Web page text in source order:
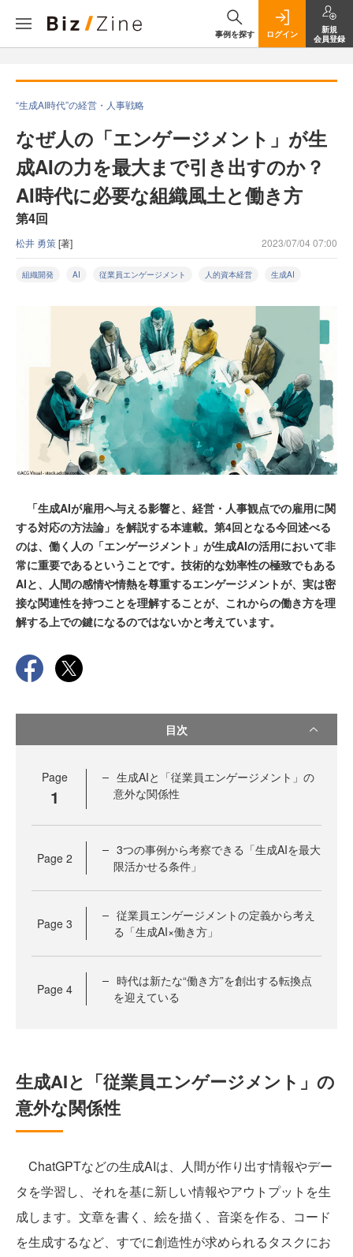
事例を探す ログイン
新規
会員登録
“生成AI時代”の経営・人事戦略
なぜ人の「エンゲージメント」が生
成AIの力を最大まで引き出すのか？
AI時代に必要な組織風土と働き方
第4回
松井 勇策[著] 2023/07/04 07:00
組織開発 AI 従業員エンゲージメント 人的資本経営 生成AI
「生成AIが雇用へ与える影響と、経営・人事観点での雇用に関
する対応の方法論」を解説する本連載。第4回となる今回述べる
のは、働く人の「エンゲージメント」が生成AIの活用において非
常に重要であるということです。技術的な効率性の極致でもある
AIと、人間の感情や情熱を尊重するエンゲージメントが、実は密
接な関連性を持つことを理解することが、これからの働き方を理
解する上での鍵になるのではないかと考えています。
目次
Page
1
生成AIと「従業員エンゲージメント」の
意外な関係性
Page 2
3つの事例から考察できる「生成AIを最大
限活かせる条件」
Page 3
従業員エンゲージメントの定義から考え
る「生成AI×働き方」
Page 4
時代は新たな“働き方”を創出する転換点
を迎えている
生成AIと「従業員エンゲージメント」の
意外な関係性
ChatGPTなどの生成AIは、人間が作り出す情報やデー
タを学習し、それを基に新しい情報やアウトプットを生
成します。文章を書く、絵を描く、音楽を作る、コード
を生成するなど、すでに創造性が求められるタスクにお